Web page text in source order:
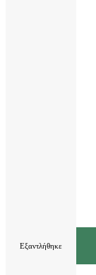
Εξαντλήθηκε